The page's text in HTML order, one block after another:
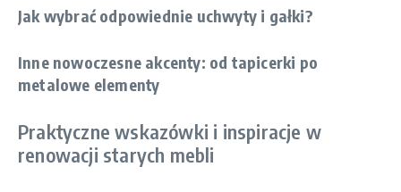
Jak wybrać odpowiednie uchwyty i gałki?
Inne nowoczesne akcenty: od tapicerki po
metalowe elementy
Praktyczne wskazówki i inspiracje w
renowacji starych mebli